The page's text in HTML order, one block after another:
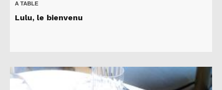
A TABLE
Lulu, le bienvenu